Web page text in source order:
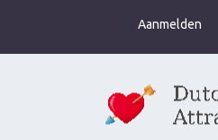
Aanmelden